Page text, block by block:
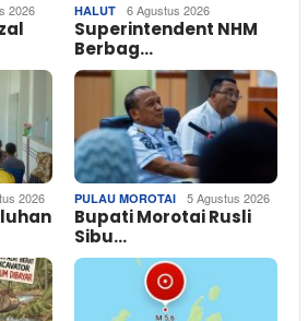
2026 HALUT 6 Agustus 2026
Superintendent NHM
Berbag…
2026 PULAU MOROTAI 5 Agustus 2026
Bupati Morotai Rusli
Sibu…